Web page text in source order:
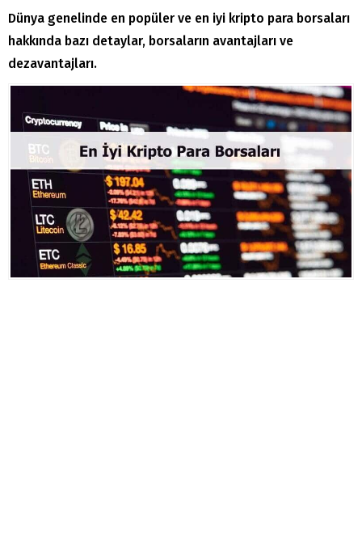
Dünya genelinde en popüler ve en iyi kripto para borsaları
hakkında bazı detaylar, borsaların avantajları ve
dezavantajları.